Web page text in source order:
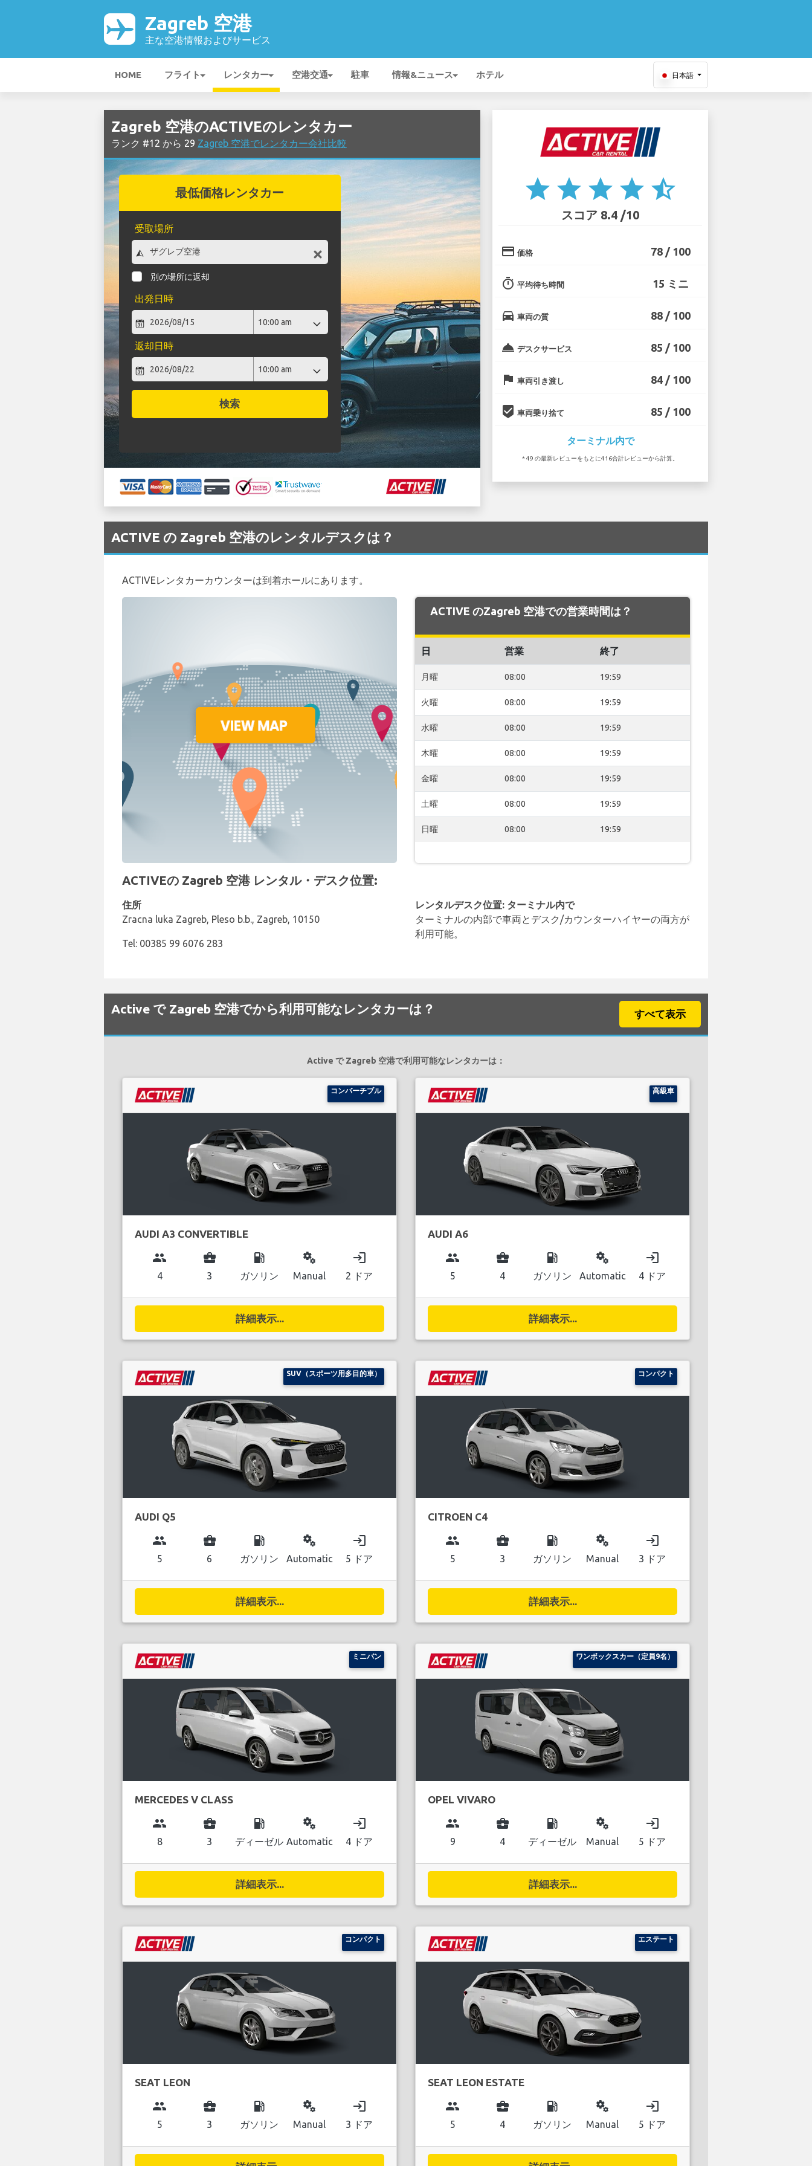
Zagreb 空港
主な空港情報およびサービス
HOME フライト レンタカー 空港交通 駐車 情報&ニュース ホテル 日本語
Zagreb 空港のACTIVEのレンタカー
ランク #12 から 29 Zagreb 空港でレンタカー会社比較
最低価格レンタカー
受取場所
別の場所に返却
出発日時
返却日時
検索
star star star star star_half
スコア 8.4 /10
credit_card 価格 78 / 100
timer 平均待ち時間 15 ミニ
directions_car 車両の質 88 / 100
room_service デスクサービス 85 / 100
flag 車両引き渡し 84 / 100
beenhere 車両乗り捨て 85 / 100
ターミナル内で
* 49 の最新レビューをもとに416合計レビューから計算。
ACTIVE の Zagreb 空港のレンタルデスクは？
ACTIVEレンタカーカウンターは到着ホールにあります。
ACTIVE のZagreb 空港での営業時間は？
日 営業 終了
月曜 08:00 19:59
火曜 08:00 19:59
水曜 08:00 19:59
木曜 08:00 19:59
金曜 08:00 19:59
土曜 08:00 19:59
日曜 08:00 19:59
ACTIVEの Zagreb 空港 レンタル・デスク位置:
住所
Zracna luka Zagreb, Pleso b.b., Zagreb, 10150
Tel: 00385 99 6076 283
レンタルデスク位置: ターミナル内で
ターミナルの内部で車両とデスク/カウンターハイヤーの両方が
利用可能。
Active で Zagreb 空港でから利用可能なレンタカーは？ すべて表示
Active で Zagreb 空港で利用可能なレンタカーは：
コンバーチブル
AUDI A3 CONVERTIBLE
group
4
business_center
3
local_gas_station
ガソリン
miscellaneous_services
Manual
login
2 ドア
詳細表示...
高級車
AUDI A6
group
5
business_center
4
local_gas_station
ガソリン
miscellaneous_services
Automatic
login
4 ドア
詳細表示...
SUV（スポーツ用多目的車）
AUDI Q5
group
5
business_center
6
local_gas_station
ガソリン
miscellaneous_services
Automatic
login
5 ドア
詳細表示...
コンパクト
CITROEN C4
group
5
business_center
3
local_gas_station
ガソリン
miscellaneous_services
Manual
login
3 ドア
詳細表示...
ミニバン
MERCEDES V CLASS
group
8
business_center
3
local_gas_station
ディーゼル
miscellaneous_services
Automatic
login
4 ドア
詳細表示...
ワンボックスカー（定員9名）
OPEL VIVARO
group
9
business_center
4
local_gas_station
ディーゼル
miscellaneous_services
Manual
login
5 ドア
詳細表示...
コンパクト
SEAT LEON
group
5
business_center
3
local_gas_station
ガソリン
miscellaneous_services
Manual
login
3 ドア
エステート
SEAT LEON ESTATE
group
5
business_center
4
local_gas_station
ガソリン
miscellaneous_services
Manual
login
5 ドア